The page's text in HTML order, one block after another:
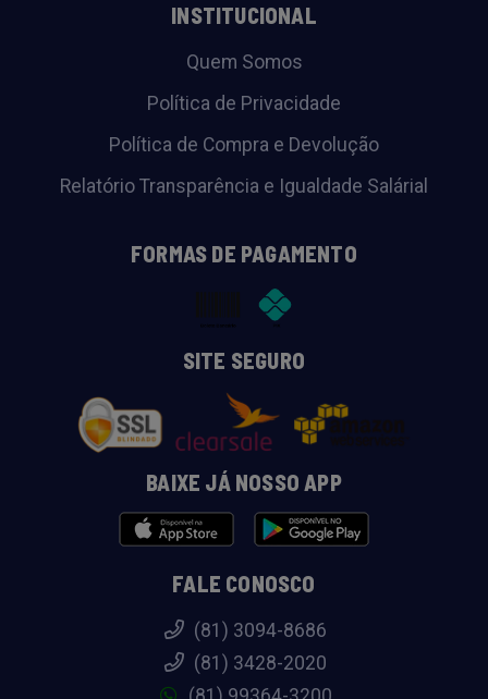
INSTITUCIONAL
Quem Somos
Política de Privacidade
Política de Compra e Devolução
Relatório Transparência e Igualdade Salárial
FORMAS DE PAGAMENTO
SITE SEGURO
BAIXE JÁ NOSSO APP
FALE CONOSCO
(81) 3094-8686
(81) 3428-2020